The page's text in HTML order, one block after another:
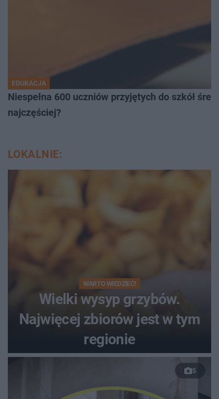
EDUKACJA
Niespełna 600 uczniów przyjętych do szkół
najczęściej?
LOKALNIE:
WARTO WIEDZIEĆ!
Wielki wysyp grzybów.
Najwięcej zbiorów jest w tym
regionie
5